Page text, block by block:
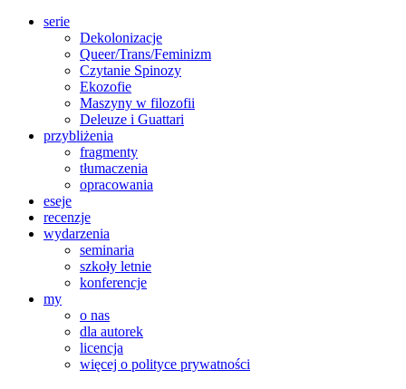
serie
Dekolonizacje
Queer/Trans/Feminizm
Czytanie Spinozy
Ekozofie
Maszyny w filozofii
Deleuze i Guattari
przybliżenia
fragmenty
tłumaczenia
opracowania
eseje
recenzje
wydarzenia
seminaria
szkoły letnie
konferencje
my
o nas
dla autorek
licencja
więcej o polityce prywatności